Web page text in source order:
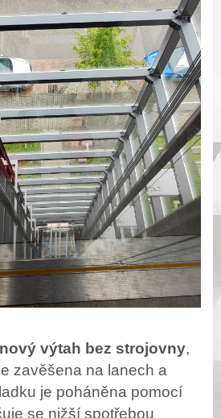
výtah bez strojovny,
zavěšena na lanech a
je poháněna pomocí
se nižší spotřebou